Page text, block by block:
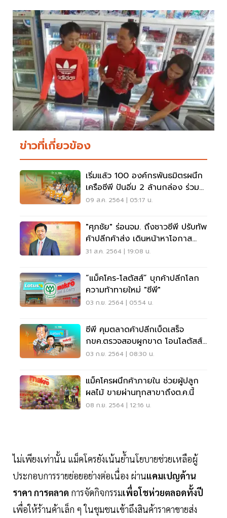
ข่าวที่เกี่ยวข้อง
เริ่มแล้ว 100 องค์กรพันธมิตรผนึก
เครือซีพี ปันอิ่ม 2 ล้านกล่อง ร่วม
ฝ่าโควิด
09 ส.ค. 2564 | 05:17 น.
"ศุภชัย" ร่อนจม. ถึงชาวซีพี ปรับทัพ
ค้าปลีกค้าส่ง เดินหน้าหาโอกาส
ธุรกิจใหม่
31 ส.ค. 2564 | 19:08 น.
“แม็คโคร-โลตัสส์” บุกค้าปลีกโลก
ความท้าทายใหม่ "ซีพี"
03 ก.ย. 2564 | 05:54 น.
ซีพี คุมตลาดค้าปลีกเบ็ดเสร็จ
กขค.ตรวจสอบผูกขาด โอนโลตัสส์
ให้แม็คโคร
03 ก.ย. 2564 | 08:30 น.
แม็คโครผนึกค้าภายใน ช่วยผู้ปลูก
ผลไม้ ขายผ่านทุกสาขาถึงต.ค.นี้
08 ก.ย. 2564 | 12:16 น.
ไม่เพียงเท่านั้น แม็คโครยังเน้นย้ำนโยบายช่วยเหลือผู้
ประกอบการรายย่อยอย่างต่อเนื่อง ผ่านแคมเปญด้าน
ราคา การตลาด การจัดกิจกรรมเพื่อโชห่วยตลอดทั้งปี
เพื่อให้ร้านค้าเล็ก ๆ ในชุมชนเข้าถึงสินค้าราคาขายส่ง